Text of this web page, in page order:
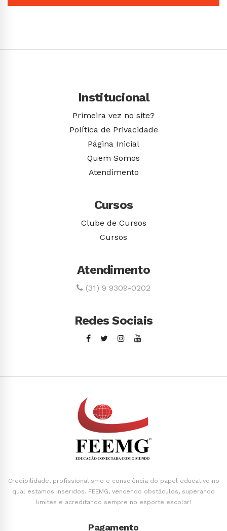
Institucional
Primeira vez no site?
Política de Privacidade
Página Inicial
Quem Somos
Atendimento
Cursos
Clube de Cursos
Cursos
Atendimento
(31) 9 9309-0202
Redes Sociais
Credibilidade, profissionalismo e consciência do papel educativo no
qual estamos inseridos. FEEMG, vencendo obstáculos, superando
limites e acreditando sempre no esporte escolar!
Pagamento